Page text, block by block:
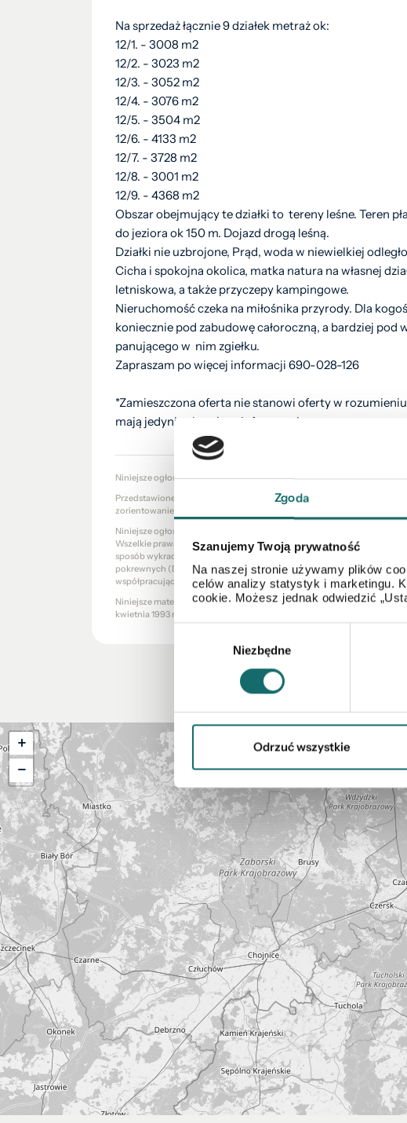
Zgoda
Szanujemy Twoją prywatność
Na naszej stronie używamy plików
celów analizy statystyk i marketingu.
cookie. Możesz jednak odwiedzić
Niezbędne
Odrzuć wszystkie
Na sprzedaż łącznie 9 działek metraż ok:
12/1. - 3008 m2
12/2. - 3023 m2
12/3. - 3052 m2
12/4. - 3076 m2
12/5. - 3504 m2
12/6. - 4133 m2
12/7. - 3728 m2
12/8. - 3001 m2
12/9. - 4368 m2
Obszar obejmujący te działki to tereny leśne. Teren
do jeziora ok 150 m. Dojazd drogą leśną.
Działki nie uzbrojone, Prąd, woda w niewielkiej
Cicha i spokojna okolica, matka natura na własnej
letniskowa, a także przyczepy kampingowe.
Nieruchomość czeka na miłośnika przyrody. Dla
koniecznie pod zabudowę całoroczną, a bardziej pod
panującego w nim zgiełku.
Zapraszam po więcej informacji 690-028-126
*Zamieszczona oferta nie stanowi oferty w
mają jedynie charakter informacyjny.
Niniejsze ogłoszenie nie stanowi oferty w rozumieniu Kodeksu
Przedstawione wizualizacje i grafiki mają charakter wyłącznie
zorientowanie się w ogólnym wyglądzie oferowanej nieruchomości.
Niniejsze ogłoszenie wraz z jego elementami jest własnością Północ
Wszelkie prawa zastrzeżone. Kopiowanie, rozpowszechnianie oraz
sposób wykraczający poza dozwolony użytek określony przepisami
pokrewnych (Dz. U. 1994, nr 24 poz. 83 z późn. zm.) bez pisemnej
współpracujących jest zabronione i może stanowić podstawę
Niniejsze materiały stanowią tajemnicę przedsiębiorstwa PÓŁNOC
kwietnia 1993 r. o zwalczaniu nieuczciwej konkurencji (Dz. U. z 2003 r., Nr
+
−